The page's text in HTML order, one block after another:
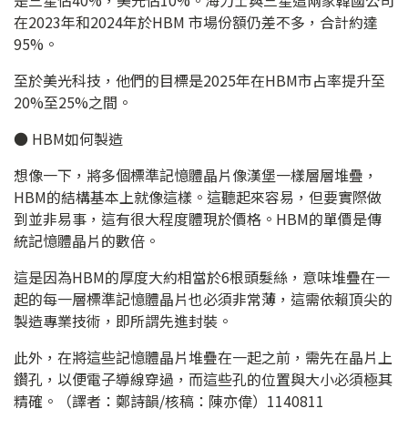
在2023年和2024年於HBM 市場份額仍差不多，合計約達
95%。
至於美光科技，他們的目標是2025年在HBM市占率提升至
20%至25%之間。
● HBM如何製造
想像一下，將多個標準記憶體晶片像漢堡一樣層層堆疊，
HBM的結構基本上就像這樣。這聽起來容易，但要實際做
到並非易事，這有很大程度體現於價格。HBM的單價是傳
統記憶體晶片的數倍。
這是因為HBM的厚度大約相當於6根頭髮絲，意味堆疊在一
起的每一層標準記憶體晶片也必須非常薄，這需依賴頂尖的
製造專業技術，即所謂先進封裝。
此外，在將這些記憶體晶片堆疊在一起之前，需先在晶片上
鑽孔，以便電子導線穿過，而這些孔的位置與大小必須極其
精確。（譯者：鄭詩韻/核稿：陳亦偉）1140811